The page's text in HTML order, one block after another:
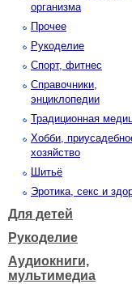
организма
Прочее
Рукоделие
Спорт, фитнес
Справочники,
энциклопедии
Традиционная
Хобби,
хозяйство
Шитьё
Эротика, секс и
Для детей
Рукоделие
Аудиокниги,
мультимедиа